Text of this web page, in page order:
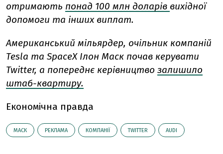
отримають понад 100 млн доларів вихідної
допомоги та інших виплат.
Американський мільярдер, очільник компаній
Tesla та SpaceX Ілон Маск почав керувати
Twitter, а попереднє керівництво залишило
штаб-квартиру.
Економічна правда
МАСК РЕКЛАМА КОМПАНІЇ TWITTER AUDI